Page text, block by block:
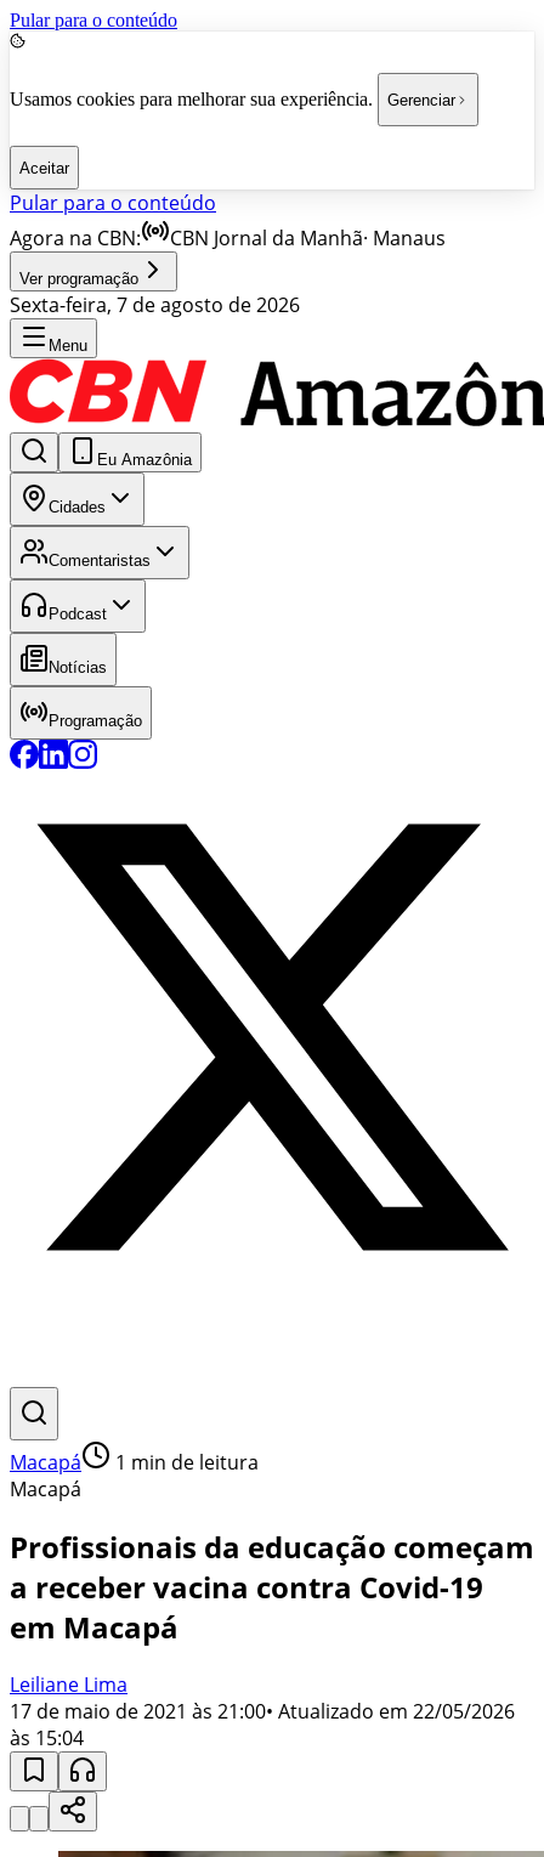
Pular para o conteúdo
Usamos cookies para melhorar sua experiência. Gerenciar
Aceitar
Pular para o conteúdo
Agora na CBN:
CBN Jornal da Manhã· Manaus
Ver programação
Sexta-feira, 7 de agosto de 2026
Menu
Eu Amazônia
Cidades
Comentaristas
Podcast
Notícias
Programação
Macapá 1 min de leitura
Macapá
Profissionais da educação começam
a receber vacina contra Covid-19
em Macapá
Leiliane Lima
17 de maio de 2021 às 21:00• Atualizado em 22/05/2026
às 15:04